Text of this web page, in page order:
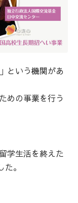
という機関があ
めの事業を行う
学生活を終えた
。